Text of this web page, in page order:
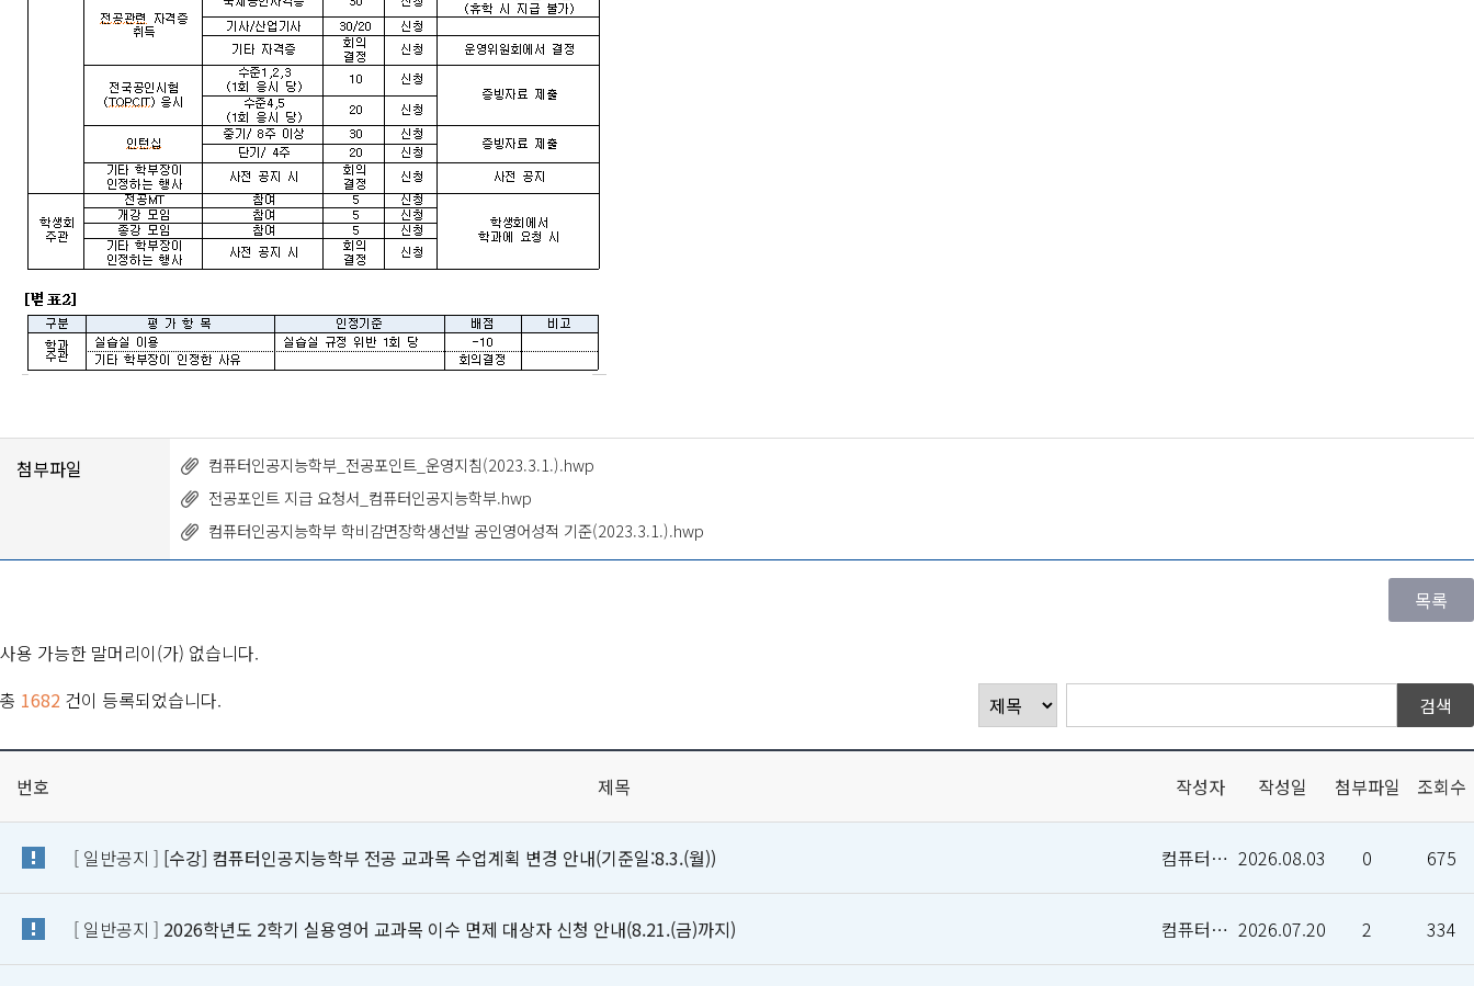
첨부파일
컴퓨터인공지능학부_전공포인트_운영지침(2023.3.1.).hwp
전공포인트 지급 요청서_컴퓨터인공지능학부.hwp
컴퓨터인공지능학부 학비감면장학생선발 공인영어성적 기준(2023.3.1.).hwp
사용 가능한 말머리이(가) 없습니다.
총 1682 건이 등록되었습니다.
번호 제목 작성자 작성일 첨부파일 조회수
[ 일반공지 ] [수강] 컴퓨터인공지능학부 전공 교과목 수업계획 변경 안내(기준일:8.3.(월)) 컴퓨터인공지능학부 2026.08.03 0 675
[ 일반공지 ] 2026학년도 2학기 실용영어 교과목 이수 면제 대상자 신청 안내(8.21.(금)까지) 컴퓨터인공지능학부 2026.07.20 2 334